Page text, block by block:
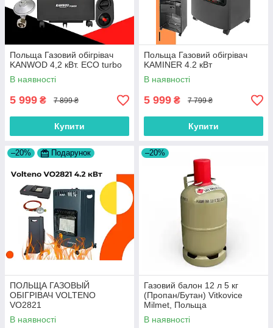
Польща Газовий обігрівач
KANWOD 4,2 кВт. ECO turbo
В наявності
5 999 ₴ 7 899 ₴
Купити
Польща Газовий обігрівач
KAMINER 4.2 кВт
В наявності
5 999 ₴ 7 799 ₴
Купити
–20% Подарунок
ПОЛЬЩА ГАЗОВЫЙ
ОБIГРIВАЧ VOLTENO
VO2821
В наявності
–20%
Газовий балон 12 л 5 кг
(Пропан/Бутан) Vitkovice
Milmet, Польща
В наявності